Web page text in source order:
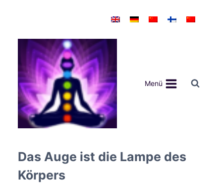
Menü
Das Auge ist die Lampe des
Körpers